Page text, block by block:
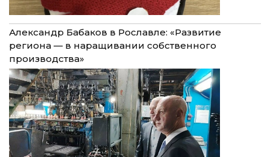
Александр Бабаков в Рославле: «Развитие
региона — в наращивании собственного
производства»